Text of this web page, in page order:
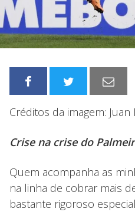
Créditos da imagem:
Crise na crise do
Quem acompanha as
na linha de cobrar mais
bastante rigoroso